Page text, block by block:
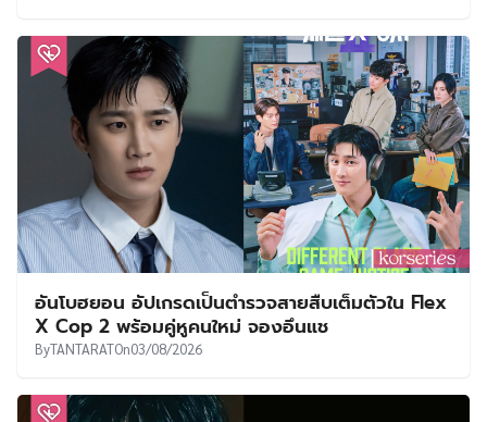
อันโบฮยอน อัปเกรดเป็นตำรวจสายสืบเต็มตัวใน Flex
X Cop 2 พร้อมคู่หูคนใหม่ จองอึนแช
ByTANTARATOn03/08/2026